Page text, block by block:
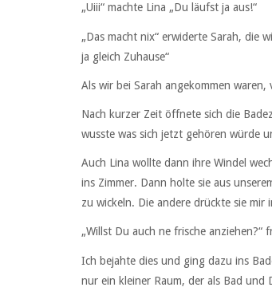
„Uiii“ machte Lina „Du läufst ja aus!“
„Das macht nix“ erwiderte Sarah, die
ja gleich Zuhause“
Als wir bei Sarah angekommen
Nach kurzer Zeit öffnete sich die
wusste was sich jetzt gehören würde
Auch Lina wollte dann ihre Windel
ins Zimmer. Dann holte sie aus
zu wickeln. Die andere drückte sie mir
„Willst Du auch ne frische anziehen?“
Ich bejahte dies und ging dazu ins
nur ein kleiner Raum, der als Bad und